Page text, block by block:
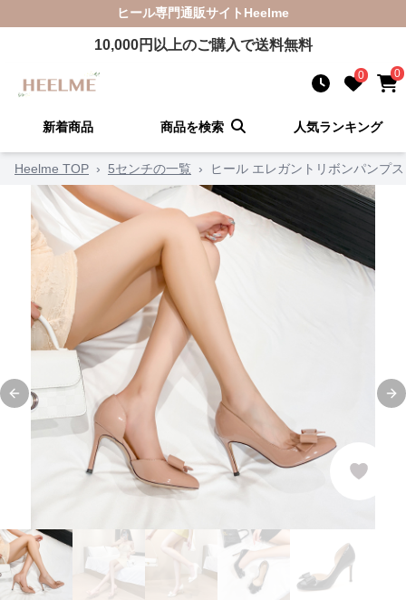
ヒール専門通販サイト Heelme
10,000円以上のご購入で送料無料
0 0
新着商品 商品を検索 人気ランキング
Heelme TOP › 5センチの一覧 › ヒール エレガントリボンパンプス
Previous slide